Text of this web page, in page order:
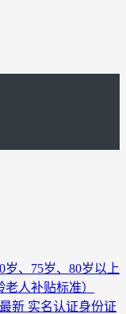
岁、75岁、80岁以上
人补贴标准）
新 实名认证身份证